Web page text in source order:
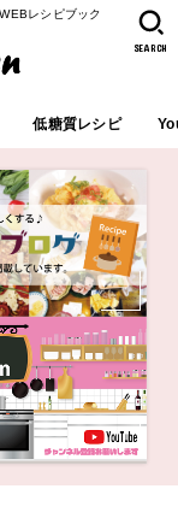
レシピブック
低糖質レシピ
SEARCH